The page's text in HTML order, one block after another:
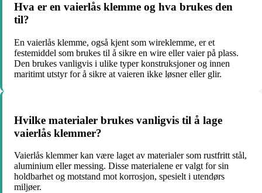
Hva er en vaierlås klemme og hva brukes den
til?
En vaierlås klemme, også kjent som wireklemme, er et
festemiddel som brukes til å sikre en wire eller vaier på plass.
Den brukes vanligvis i ulike typer konstruksjoner og innen
maritimt utstyr for å sikre at vaieren ikke løsner eller glir.
Hvilke materialer brukes vanligvis til å lage
vaierlås klemmer?
Vaierlås klemmer kan være laget av materialer som rustfritt stål,
aluminium eller messing. Disse materialene er valgt for sin
holdbarhet og motstand mot korrosjon, spesielt i utendørs
miljøer.